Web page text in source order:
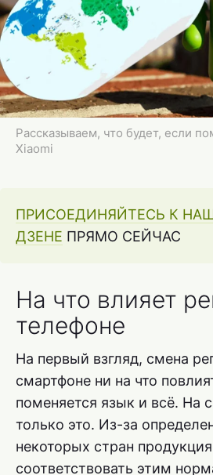
Рассказываем, что будет, если
Xiaomi
ПРИСОЕДИНЯЙТЕСЬ К
ДЗЕНЕ ПРЯМО СЕЙЧАС
На что влияет
телефоне
На первый взгляд, смена
смартфоне ни на что
поменяется язык и всё. На
только это. Из-за
некоторых стран
соответствовать этим